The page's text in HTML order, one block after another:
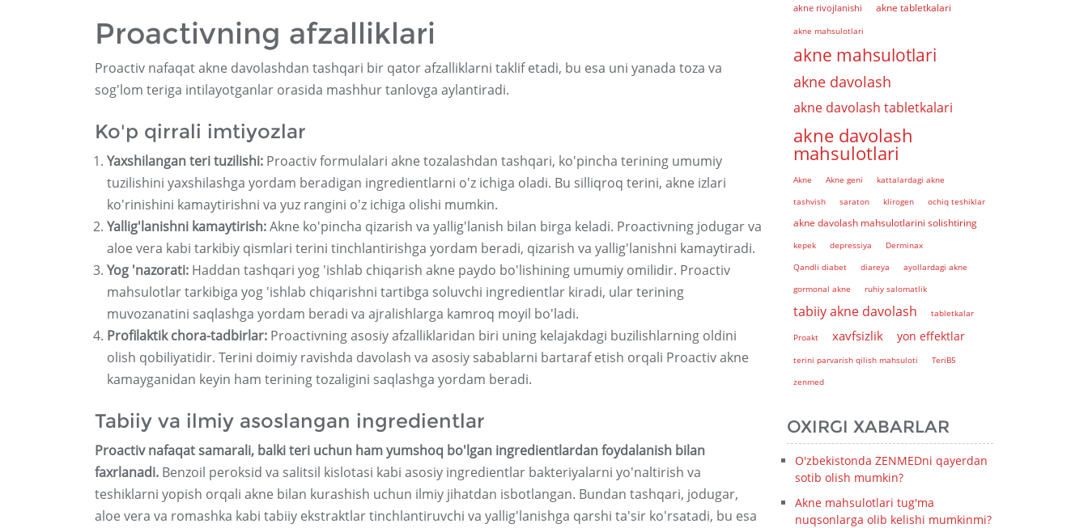
Proactivning afzalliklari
Proactiv nafaqat akne davolashdan tashqari bir qator afzalliklarni taklif etadi, bu esa uni yanada toza va
sog'lom teriga intilayotganlar orasida mashhur tanlovga aylantiradi.
Ko'p qirrali imtiyozlar
Yaxshilangan teri tuzilishi: Proactiv formulalari akne tozalashdan tashqari, ko'pincha terining umumiy
tuzilishini yaxshilashga yordam beradigan ingredientlarni o'z ichiga oladi. Bu silliqroq terini, akne izlari
ko'rinishini kamaytirishni va yuz rangini o'z ichiga olishi mumkin.
Yallig'lanishni kamaytirish:Akne ko'pincha qizarish va yallig'lanish bilan birga keladi. Proactivning jodugar va
aloe vera kabi tarkibiy qismlari terini tinchlantirishga yordam beradi, qizarish va yallig'lanishni kamaytiradi.
Yog 'nazorati: Haddan tashqari yog 'ishlab chiqarish akne paydo bo'lishining umumiy omilidir. Proactiv
mahsulotlar tarkibiga yog 'ishlab chiqarishni tartibga soluvchi ingredientlar kiradi, ular terining
muvozanatini saqlashga yordam beradi va ajralishlarga kamroq moyil bo'ladi.
Profilaktik chora-tadbirlar: Proactivning asosiy afzalliklaridan biri uning kelajakdagi buzilishlarning oldini
olish qobiliyatidir. Terini doimiy ravishda davolash va asosiy sabablarni bartaraf etish orqali Proactiv akne
kamayganidan keyin ham terining tozaligini saqlashga yordam beradi.
Tabiiy va ilmiy asoslangan ingredientlar
Proactiv nafaqat samarali, balki teri uchun ham yumshoq bo'lgan ingredientlardan foydalanish bilan
faxrlanadi. Benzoil peroksid va salitsil kislotasi kabi asosiy ingredientlar bakteriyalarni yo'naltirish va
teshiklarni yopish orqali akne bilan kurashish uchun ilmiy jihatdan isbotlangan. Bundan tashqari, jodugar,
aloe vera va romashka kabi tabiiy ekstraktlar tinchlantiruvchi va yallig'lanishga qarshi ta'sir ko'rsatadi, bu esa
akne rivojlanishi
akne tabletkalari
akne mahsulotlari
akne mahsulotlari
akne davolash
akne davolash tabletkalari
akne davolash
mahsulotlari
Akne Akne geni
kattalardagi akne
tashvish
saraton klirogen ochiq teshiklar
akne davolash mahsulotlarini solishtiring
kepek depressiya
Derminax
Qandli diabet
diareya
ayollardagi akne
gormonal akne
ruhiy salomatlik
tabiiy akne davolash tabletkalar
Proakt xavfsizlik yon effektlar
terini parvarish qilish mahsuloti
TeriB5
zenmed
OXIRGI XABARLAR
O'zbekistonda ZENMEDni qayerdan
sotib olish mumkin?
Akne mahsulotlari tug'ma
nuqsonlarga olib kelishi mumkinmi?